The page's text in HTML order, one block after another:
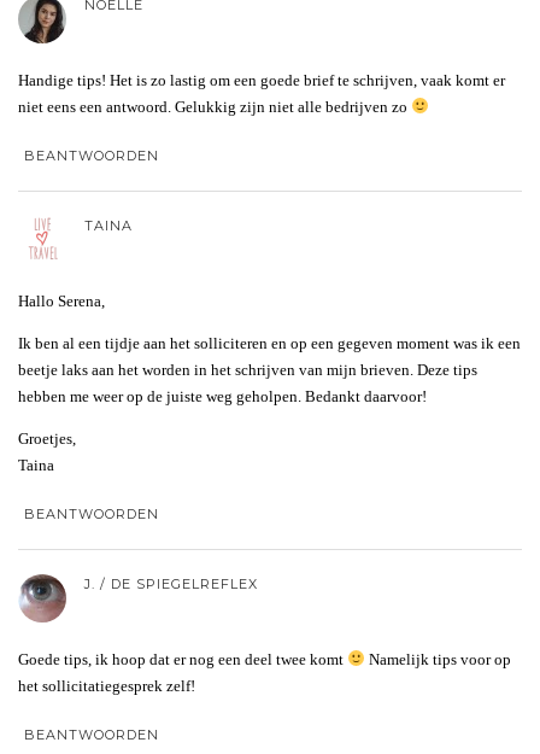
NOELLE
Handige tips! Het is zo lastig om een goede brief te schrijven, vaak komt er
niet eens een antwoord. Gelukkig zijn niet alle bedrijven zo
BEANTWOORDEN
TAINA
Hallo Serena,
Ik ben al een tijdje aan het solliciteren en op een gegeven moment was ik een
beetje laks aan het worden in het schrijven van mijn brieven. Deze tips
hebben me weer op de juiste weg geholpen. Bedankt daarvoor!
Groetjes,
Taina
BEANTWOORDEN
J. / DE SPIEGELREFLEX
Goede tips, ik hoop dat er nog een deel twee komt
Namelijk tips voor op
het sollicitatiegesprek zelf!
BEANTWOORDEN